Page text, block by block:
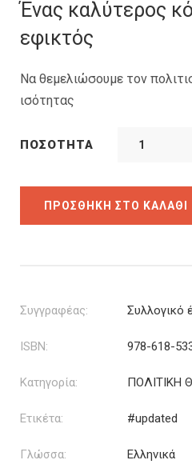
16.96€.
είναι:
Ένας καλύτερος
εφικτός
Να θεμελιώσουμε τον
ισότητας
ΠΟΣΌΤΗΤΑ
ΠΡΟΣΘΉΚΗ ΣΤΟ ΚΑΛΆΘΙ
Συγγραφέας: Συλλογικό
ISBN: 978-618-
Κατηγορία: ΠΟΛΙΤΙΚΗ
Ετικέτα: #updated
Γλώσσα: Ελληνικά